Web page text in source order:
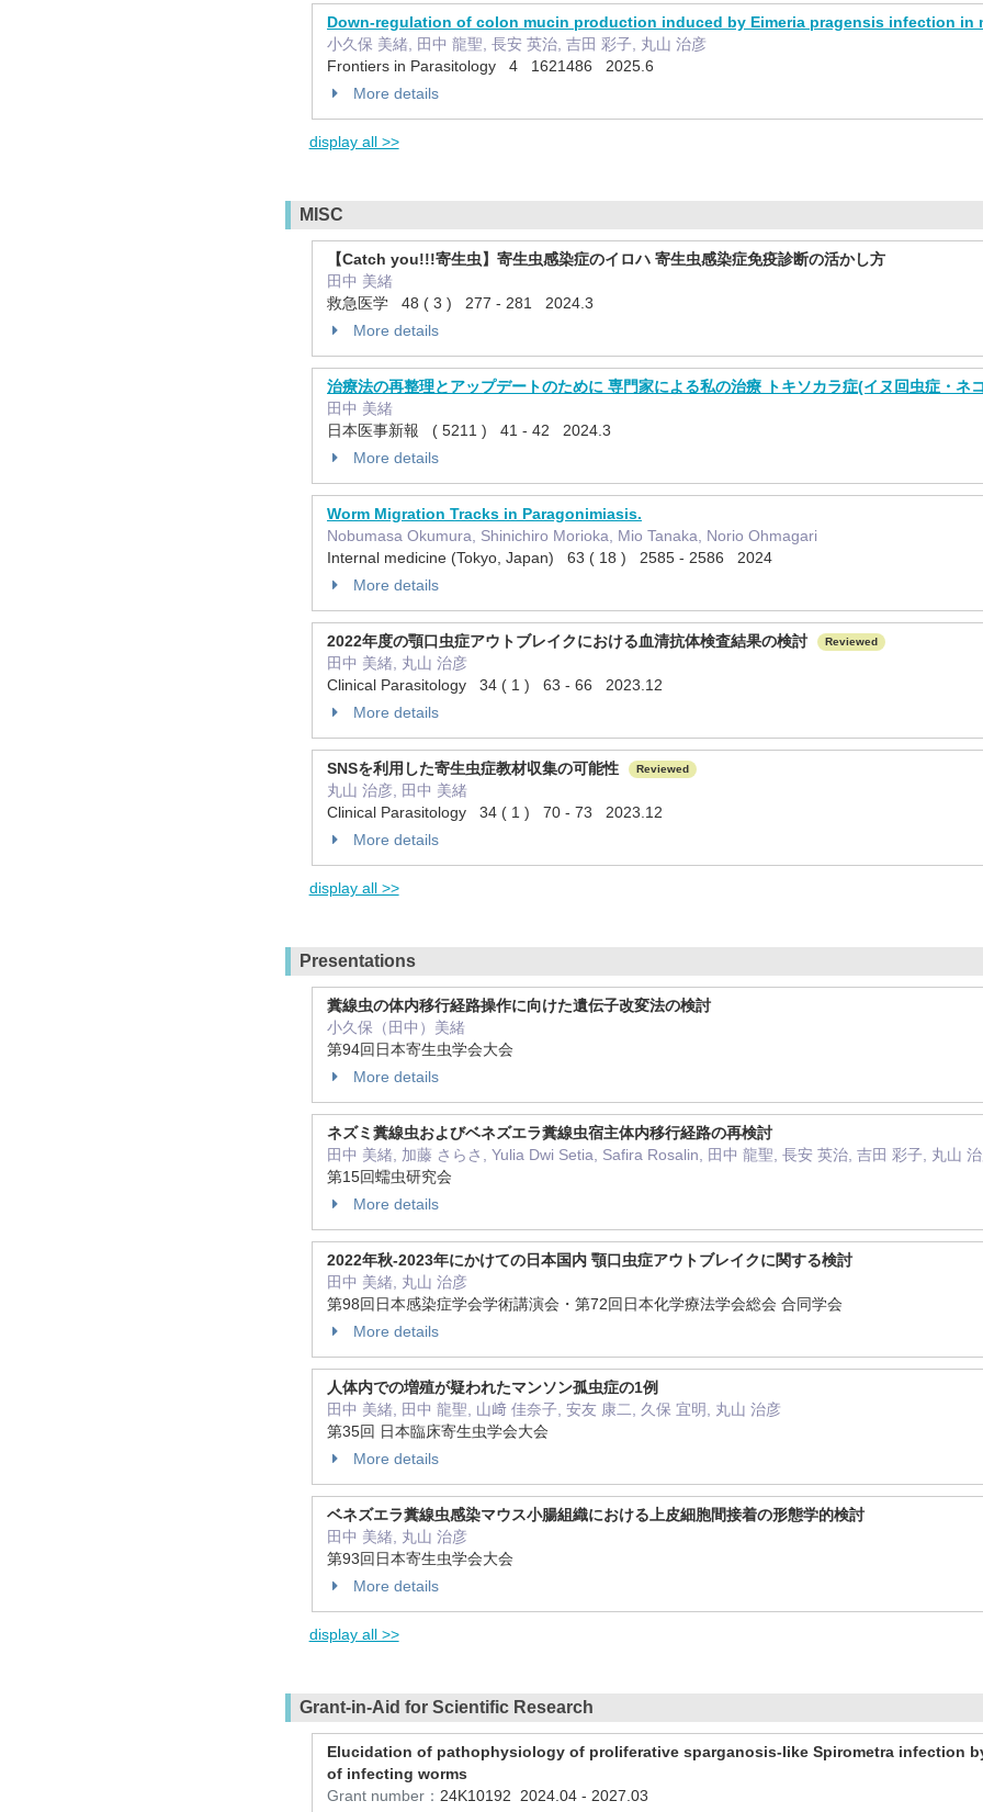
Down-regulation of colon mucin production induced by Eimeria pragensis infection in
小久保 美緒, 田中 龍聖, 長安 英治, 吉田 彩子, 丸山 治彦
Frontiers in Parasitology 4 1621486 2025.6
More details
display all >>
MISC
【Catch you!!!寄生虫】寄生虫感染症のイロハ 寄生虫感染症免疫診断の活かし方
田中 美緒
救急医学 48 ( 3 ) 277 - 281 2024.3
More details
治療法の再整理とアップデートのために 専門家による私の治療 トキソカラ症(イヌ回虫症・ネ
田中 美緒
日本医事新報 ( 5211 ) 41 - 42 2024.3
More details
Worm Migration Tracks in Paragonimiasis.
Nobumasa Okumura, Shinichiro Morioka, Mio Tanaka, Norio Ohmagari
Internal medicine (Tokyo, Japan) 63 ( 18 ) 2585 - 2586 2024
More details
2022年度の顎口虫症アウトブレイクにおける血清抗体検査結果の検討 Reviewed
田中 美緒, 丸山 治彦
Clinical Parasitology 34 ( 1 ) 63 - 66 2023.12
More details
SNSを利用した寄生虫症教材収集の可能性 Reviewed
丸山 治彦, 田中 美緒
Clinical Parasitology 34 ( 1 ) 70 - 73 2023.12
More details
display all >>
Presentations
糞線虫の体内移行経路操作に向けた遺伝子改変法の検討
小久保（田中）美緒
第94回日本寄生虫学会大会
More details
ネズミ糞線虫およびベネズエラ糞線虫宿主体内移行経路の再検討
田中 美緒, 加藤 さらさ, Yulia Dwi Setia, Safira Rosalin, 田中 龍聖, 長安 英治, 吉田 彩子, 丸山
第15回蠕虫研究会
More details
2022年秋-2023年にかけての日本国内 顎口虫症アウトブレイクに関する検討
田中 美緒, 丸山 治彦
第98回日本感染症学会学術講演会・第72回日本化学療法学会総会 合同学会
More details
人体内での増殖が疑われたマンソン孤虫症の1例
田中 美緒, 田中 龍聖, 山﨑 佳奈子, 安友 康二, 久保 宜明, 丸山 治彦
第35回 日本臨床寄生虫学会大会
More details
ベネズエラ糞線虫感染マウス小腸組織における上皮細胞間接着の形態学的検討
田中 美緒, 丸山 治彦
第93回日本寄生虫学会大会
More details
display all >>
Grant-in-Aid for Scientific Research
Elucidation of pathophysiology of proliferative sparganosis-like Spirometra infection
of infecting worms
Grant number： 24K10192 2024.04 - 2027.03